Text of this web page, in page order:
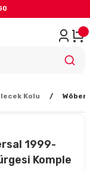
Kolu
1999-
Komple